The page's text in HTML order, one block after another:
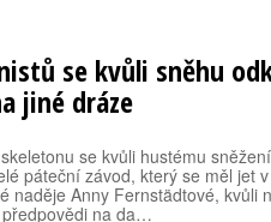
se kvůli sněhu
jiné dráze
se kvůli hustému
páteční závod, který se měl jet
naděje Anny Fernstädtové, kvůli
na da…